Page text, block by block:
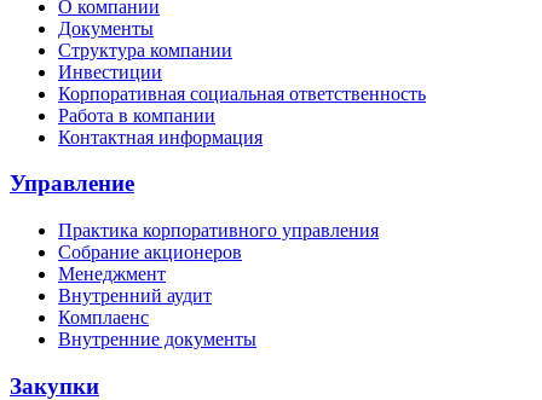
О компании
Документы
Структура компании
Инвестиции
Корпоративная социальная ответственность
Работа в компании
Контактная информация
Управление
Практика корпоративного управления
Собрание акционеров
Менеджмент
Внутренний аудит
Комплаенс
Внутренние документы
Закупки